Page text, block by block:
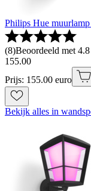
Philips Hue
(8)Beoordeeld met
155.00
Prijs: 155.00 euro
Bekijk alles in